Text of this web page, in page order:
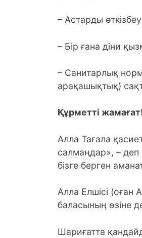
– Астарды
– Бір ғана діни
– Санитарлық
арақашықтық)
Құрметті
Алла Тағала
салмаңдар», – деп
бізге берген
Алла Елшісі (оған
баласының өзіне
Шариғатта